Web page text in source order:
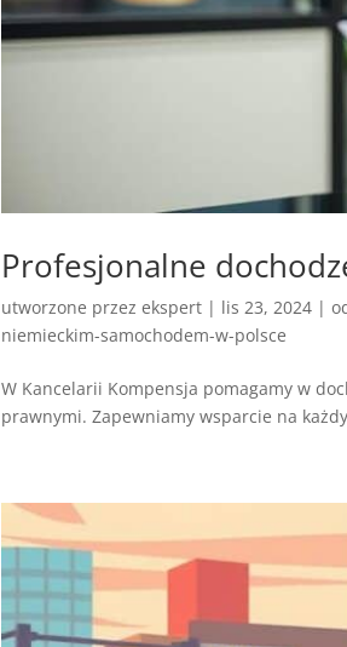
Profesjonalne
utworzone przezekspert | lis 23, 2024 |
niemieckim-samochodem-w-polsce
W Kancelarii Kompensja pomagamy w
prawnymi. Zapewniamy wsparcie na